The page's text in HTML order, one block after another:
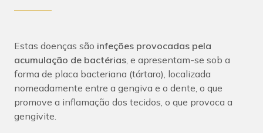
Estas doenças são infeções provocadas pela
acumulação de bactérias, e apresentam-se sob a
forma de placa bacteriana (tártaro), localizada
nomeadamente entre a gengiva e o dente, o que
promove a inflamação dos tecidos, o que provoca a
gengivite.